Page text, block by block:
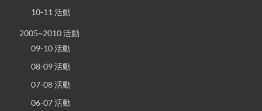
10-11 活動
2005~2010 活動
09-10 活動
08-09 活動
07-08 活動
06-07 活動